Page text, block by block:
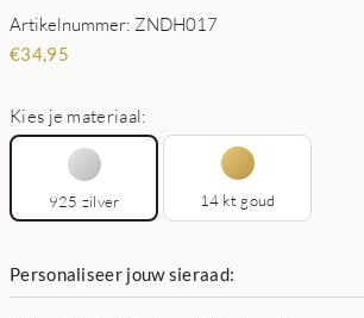
Artikelnummer: ZNDH017
€34,95
Kies je materiaal:
925 zilver 14 kt goud
Personaliseer jouw sieraad: